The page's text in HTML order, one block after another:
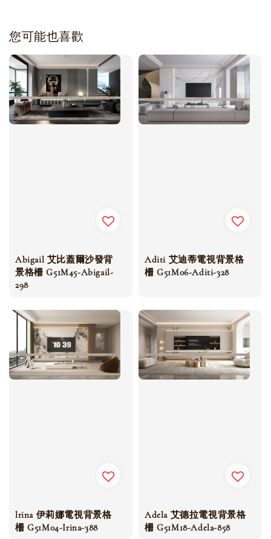
您可能也喜歡
Abigail 艾比蓋爾沙發背
景格柵 G51M45-Abigail-
298
Aditi 艾迪蒂電視背景格
柵 G51M06-Aditi-328
lrina 伊莉娜電視背景格
柵 G51M04-Irina-388
Adela 艾德拉電視背景格
柵 G51M18-Adela-858